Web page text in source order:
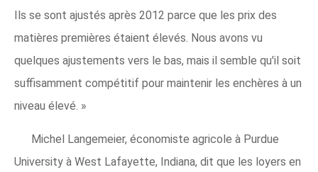
Ils se sont ajustés après 2012 parce que les prix des
matières premières étaient élevés. Nous avons vu
quelques ajustements vers le bas, mais il semble qu'il soit
suffisamment compétitif pour maintenir les enchères à un
niveau élevé. »
Michel Langemeier, économiste agricole à Purdue
University à West Lafayette, Indiana, dit que les loyers en